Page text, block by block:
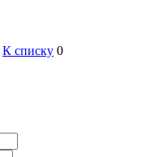
К списку 0